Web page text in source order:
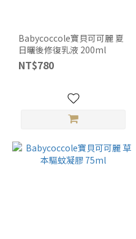
Babycoccole寶貝可可麗 夏
日曬後修復乳液 200ml
NT$780